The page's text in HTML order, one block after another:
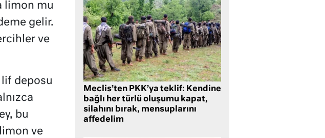
limon mu
gelir.
ve
deposu
bu
ve
Meclis’ten PKK’ya teklif: Kendine
bağlı her türlü oluşumu kapat,
silahını bırak, mensuplarını
affedelim